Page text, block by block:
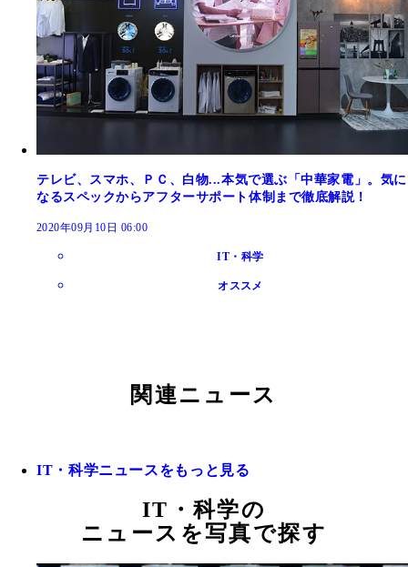
テレビ、スマホ、ＰＣ、白物...本気で選ぶ「中華家電」。気に
なるスペックからアフターサポート体制まで徹底解説！
2020年09月10日 06:00
IT・科学
オススメ
関連ニュース
IT・科学ニュースをもっと見る
IT・科学の
ニュースを写真で探す